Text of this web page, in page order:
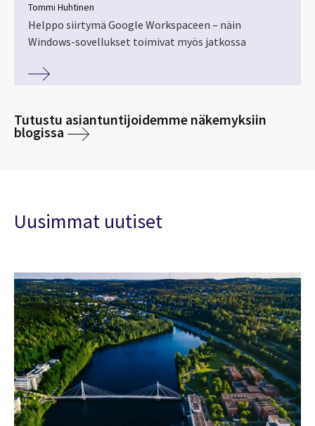
Tommi Huhtinen
Helppo siirtymä Google Workspaceen – näin
Windows-sovellukset toimivat myös jatkossa
Tutustu asiantuntijoidemme näkemyksiin
blogissa
Uusimmat uutiset